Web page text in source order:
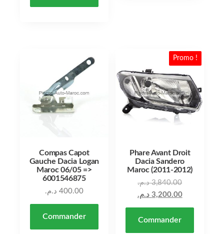
Compas Capot
Gauche Dacia Logan
Maroc 06/05 =>
6001546875
400.00 د.م.
Commander
Promo !
Phare Avant Droit
Dacia Sandero
Maroc (2011-2012)
3,840.00 د.م.
3,200.00 د.م.
Commander